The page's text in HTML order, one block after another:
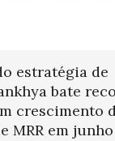
estratégia de
bate
crescimento
MRR em junho